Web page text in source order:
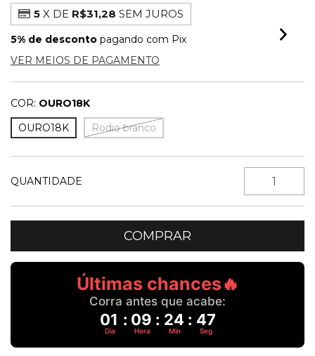
5 X DE R$31,28 SEM JUROS
5% de desconto pagando com Pix
VER MEIOS DE PAGAMENTO
COR: OURO18K
OURO18K
Rodio branco
QUANTIDADE
Últimas chances🔥
Corra antes que acabe:
01 : 09 : 24 : 47
Dia Hora Min Seg